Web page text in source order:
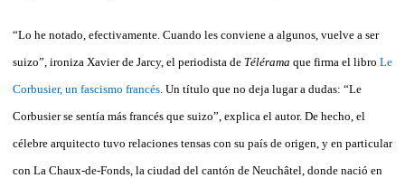
“Lo he notado, efectivamente. Cuando les conviene a algunos, vuelve a ser
suizo”, ironiza Xavier de Jarcy, el periodista de Télérama que firma el libro Le
Corbusier, un fascismo francés . Un título que no deja lugar a dudas: “Le
Corbusier se sentía más francés que suizo”, explica el autor. De hecho, el
célebre arquitecto tuvo relaciones tensas con su país de origen, y en particular
con La Chaux-de-Fonds, la ciudad del cantón de Neuchâtel, donde nació en